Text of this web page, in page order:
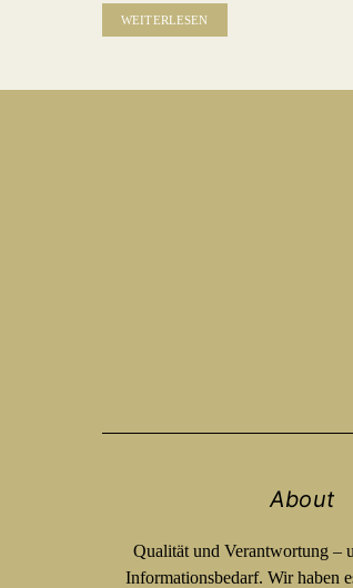
WEITERLESEN
About
Qualität und Verantwortung –
Informationsbedarf. Wir haben